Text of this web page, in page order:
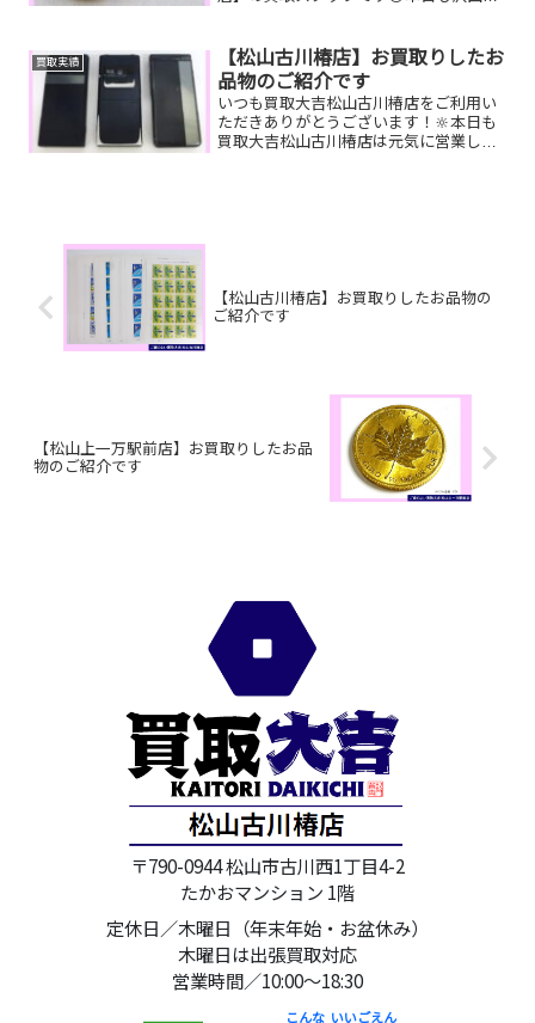
ヤリング ルイヴィトン ミュー
ル ガラケー今はも...
買取実績
【松山古川椿店】お買取りしたお
品物のご紹介です
いつも買取大吉松山古川椿店をご利用い
ただきありがとうございます！🔆本日も
買取大吉松山古川椿店は元気に営業して
【松山古川椿店】お買取りしたお品物の
ご紹介です
【松山上一万駅前店】お買取りしたお品
物のご紹介です
〒790-0944 松山市古川西1丁目4-2
たかおマンション 1階
定休日／木曜日（年末年始・お盆休み）
木曜日は出張買取対応
営業時間／10:00～18:30